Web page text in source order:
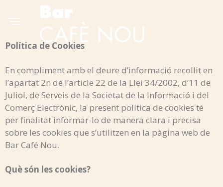
Política de Cookies
En compliment amb el deure d’informació recollit en
l’apartat 2n de l’article 22 de la Llei 34/2002, d’11 de
Juliol, de Serveis de la Societat de la Informació i del
Comerç Electrònic, la present política de cookies té
per finalitat informar-lo de manera clara i precisa
sobre les cookies que s’utilitzen en la pàgina web de
Bar Café Nou.
Què són les cookies?